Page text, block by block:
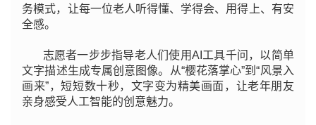
务模式，让每一位老人听得懂、学得会、用得上、有安
全感。
志愿者一步步指导老人们使用AI工具千问，以简单
文字描述生成专属创意图像。从“樱花落掌心”到“风景入
画来”，短短数十秒，文字变为精美画面，让老年朋友
亲身感受人工智能的创意魅力。